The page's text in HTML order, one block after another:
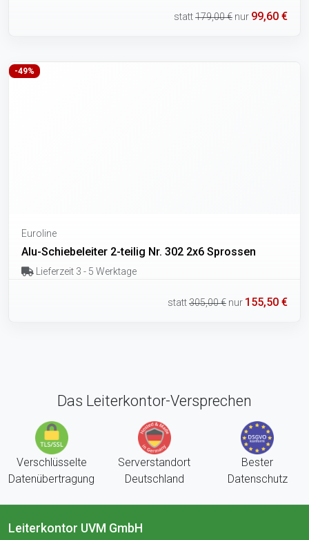
statt179,00 € nur 99,60 €
-49%
Euroline
Alu-Schiebeleiter 2-teilig Nr. 302 2x6 Sprossen
Lieferzeit 3 - 5 Werktage
statt305,00 € nur 155,50 €
Das Leiterkontor-Versprechen
Verschlüsselte
Datenübertragung
Serverstandort
Deutschland
Bester
Datenschutz
Leiterkontor UVM GmbH